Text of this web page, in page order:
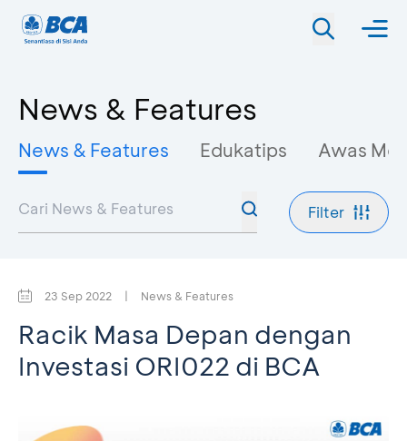
News & Features
News & Features Edukatips Awas
Filter
23 Sep 2022 | News & Features
Racik Masa Depan dengan
Investasi ORI022 di BCA